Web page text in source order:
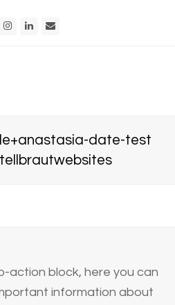
Instagram
LinkedIn
date-test
action block, here you can
information about